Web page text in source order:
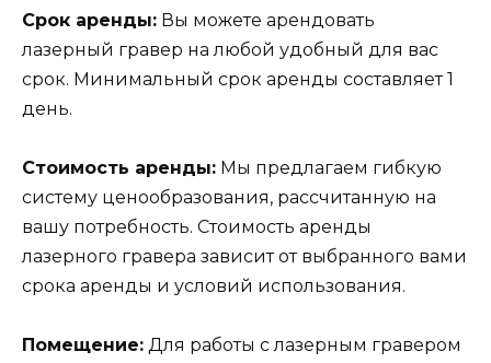
Срок аренды: Вы можете арендовать
лазерный гравер на любой удобный для вас
срок. Минимальный срок аренды составляет 1
день.
Стоимость аренды: Мы предлагаем гибкую
систему ценообразования, рассчитанную на
вашу потребность. Стоимость аренды
лазерного гравера зависит от выбранного вами
срока аренды и условий использования.
Помещение: Для работы с лазерным гравером